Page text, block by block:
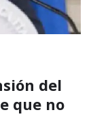
del
que no